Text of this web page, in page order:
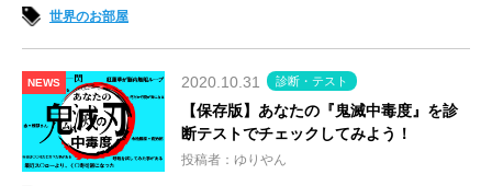
世界のお部屋
NEWS 2020.10.31 診断・テスト
【保存版】あなたの『鬼滅中毒度』を診
断テストでチェックしてみよう！
投稿者：ゆりやん